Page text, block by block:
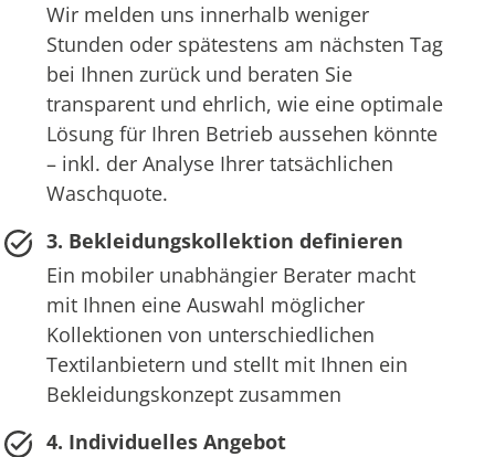
Wir melden uns innerhalb weniger
Stunden oder spätestens am nächsten Tag
bei Ihnen zurück und beraten Sie
transparent und ehrlich, wie eine optimale
Lösung für Ihren Betrieb aussehen könnte
– inkl. der Analyse Ihrer tatsächlichen
Waschquote.
3. Bekleidungskollektion definieren
Ein mobiler unabhängier Berater macht
mit Ihnen eine Auswahl möglicher
Kollektionen von unterschiedlichen
Textilanbietern und stellt mit Ihnen ein
Bekleidungskonzept zusammen
4. Individuelles Angebot